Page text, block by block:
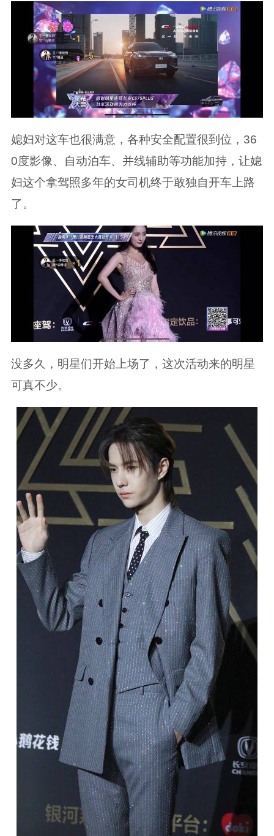
媳妇对这车也很满意，各种安全配置很到位，36
0度影像、自动泊车、并线辅助等功能加持，让媳
妇这个拿驾照多年的女司机终于敢独自开车上路
了。
没多久，明星们开始上场了，这次活动来的明星
可真不少。